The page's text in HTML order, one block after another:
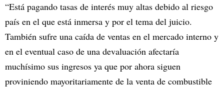
“Está pagando tasas de interés muy altas debido al riesgo
país en el que está inmersa y por el tema del juicio.
También sufre una caída de ventas en el mercado interno y
en el eventual caso de una devaluación afectaría
muchísimo sus ingresos ya que por ahora siguen
proviniendo mayoritariamente de la venta de combustible